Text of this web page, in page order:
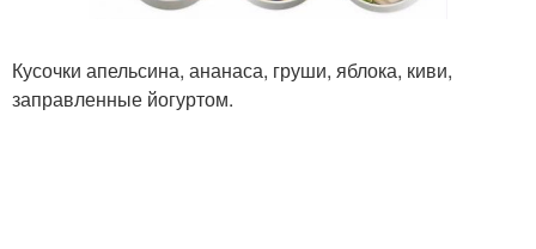
Кусочки апельсина, ананаса, груши, яблока, киви,
заправленные йогуртом.